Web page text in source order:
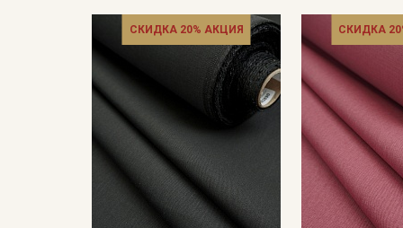
СКИДКА 20% АКЦИЯ СКИДКА